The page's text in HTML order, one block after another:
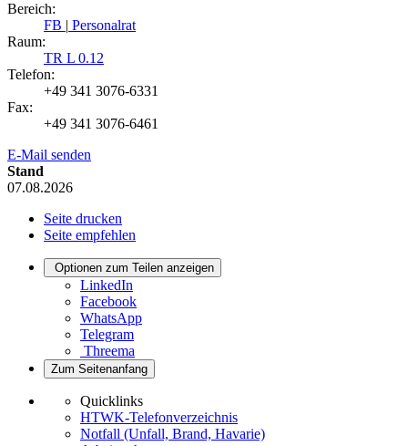
Bereich:
FB | Personalrat
Raum:
TR L 0.12
Telefon:
+49 341 3076-6331
Fax:
+49 341 3076-6461
E-Mail senden
Stand
07.08.2026
Seite drucken
Seite empfehlen
Optionen zum Teilen anzeigen
LinkedIn
Facebook
WhatsApp
Telegram
Threema
Zum Seitenanfang
Quicklinks
HTWK-Telefonverzeichnis
Notfall (Unfall, Brand, Havarie)